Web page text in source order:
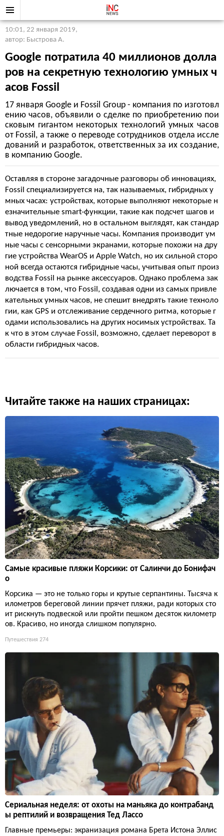
10:01, 22 января 2019,
автор: Быстрова А.
Google потратила 40 миллионов долла
ров на секретную технологию умных ч
асов Fossil
17 января Google и Fossil Group - компания по изготовл
ению часов, объявили о сделке по приобретению пои
сковым гигантом некоторых технологий умных часов
от Fossil, а также о переводе сотрудников отдела иссле
дований и разработок, ответственных за их создание,
в компанию Google.
Оставляя в стороне загадочные разговоры об инновациях,
Fossil специализируется на, так называемых, гибридных у
мных часах: устройствах, которые выполняют некоторые н
езначительные smart-функции, такие как подсчет шагов и
вывод уведомлений, но в остальном выглядят, как стандар
тные недорогие наручные часы. Компания производит ум
ные часы с сенсорными экранами, которые похожи на дру
гие устройства WearOS и Apple Watch, но их сильной сторо
ной всегда остаются гибридные часы, учитывая опыт произ
водства Fossil на рынке аксессуаров. Однако проблема зак
лючается в том, что Fossil, создавая одни из самых привле
кательных умных часов, не спешит внедрять такие техноло
гии, как GPS и отслеживание сердечного ритма, которые г
одами использовались на других носимых устройствах. Та
к что в этом случае Fossil, возможно, сделает переворот в
области гибридных часов.
Читайте также на наших страницах:
Самые красивые пляжи Корсики: от Салинчи до Бонифач
о
Корсика — это не только горы и крутые серпантины. Тысяча к
илометров береговой линии прячет пляжи, ради которых сто
ит рискнуть подвеской или пройти пешком десяток километр
ов. Красиво, но иногда слишком популярно.
Путешествия 274
Сериальная неделя: от охоты на маньяка до контрабанд
ы рептилий и возвращения Тед Лассо
Главные премьеры: экранизация романа Брета Истона Эллис